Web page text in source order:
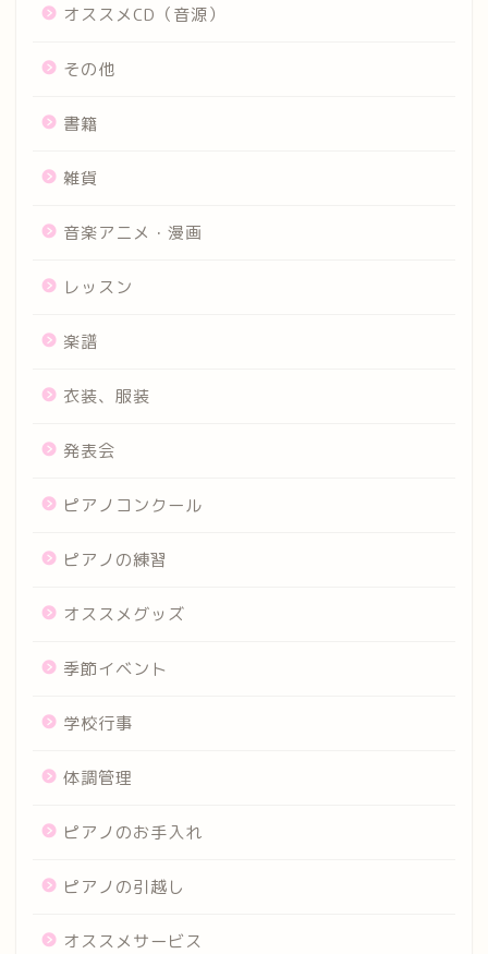
オススメCD（音源）
その他
書籍
雑貨
音楽アニメ・漫画
レッスン
楽譜
衣装、服装
発表会
ピアノコンクール
ピアノの練習
オススメグッズ
季節イベント
学校行事
体調管理
ピアノのお手入れ
ピアノの引越し
オススメサービス